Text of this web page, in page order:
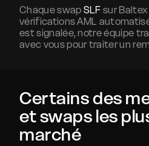
Chaque swap SLF sur
vérifications AML
est signalée, notre équipe
avec vous pour traiter un
Certains des
et swaps les
marché